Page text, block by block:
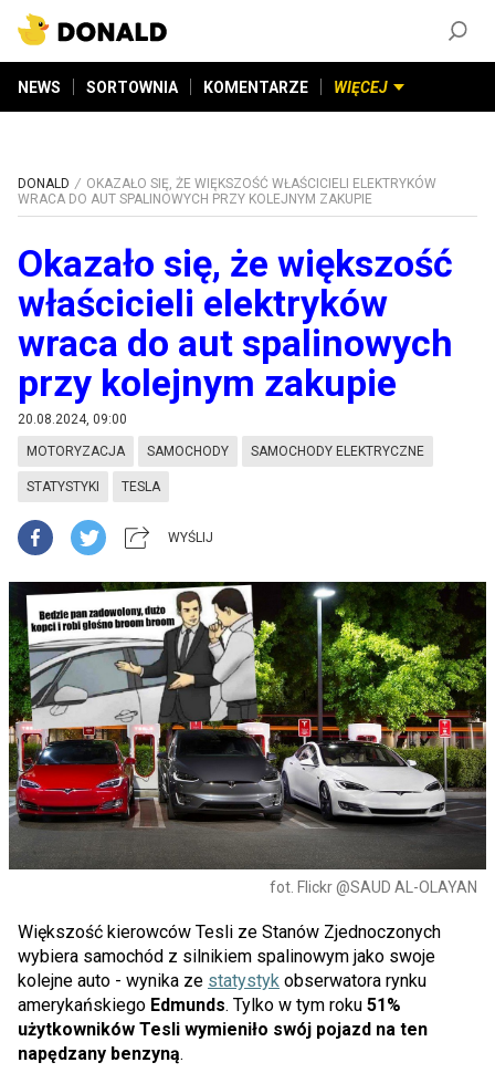
NEWS SORTOWNIA KOMENTARZE WIĘCEJ
DONALD
OKAZAŁO SIĘ, ŻE WIĘKSZOŚĆ WŁAŚCICIELI ELEKTRYKÓW
WRACA DO AUT SPALINOWYCH PRZY KOLEJNYM ZAKUPIE
Okazało się, że większość
właścicieli elektryków
wraca do aut spalinowych
przy kolejnym zakupie
20.08.2024, 09:00
MOTORYZACJA SAMOCHODY SAMOCHODY ELEKTRYCZNE
STATYSTYKI TESLA
WYŚLIJ
fot. Flickr @SAUD AL-OLAYAN
Większość kierowców Tesli ze Stanów Zjednoczonych
wybiera samochód z silnikiem spalinowym jako swoje
kolejne auto - wynika ze statystyk obserwatora rynku
amerykańskiego Edmunds. Tylko w tym roku 51%
użytkowników Tesli wymieniło swój pojazd na ten
napędzany benzyną.